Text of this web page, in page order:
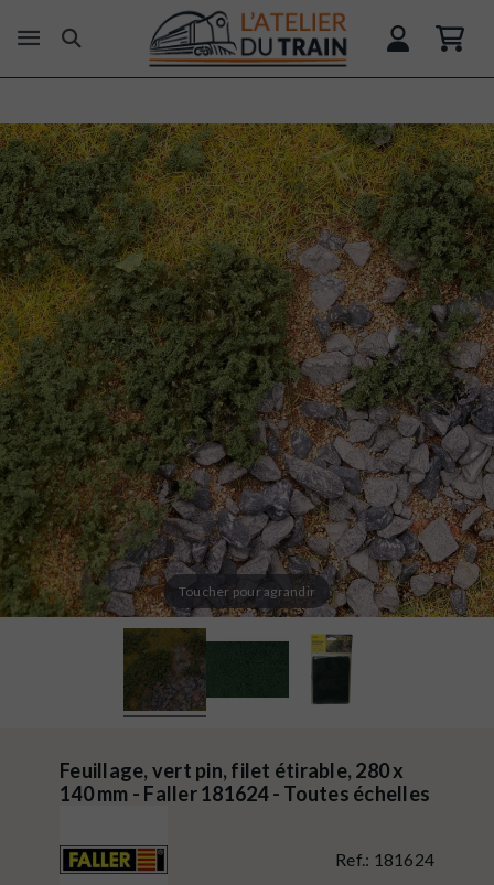
Toucher pour agrandir
Feuillage, vert pin, filet étirable, 280 x
140 mm - Faller 181624 - Toutes échelles
Ref.: 181624